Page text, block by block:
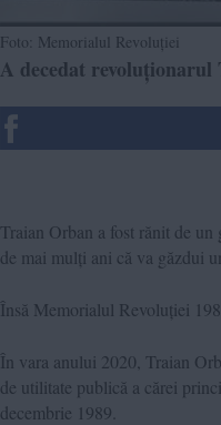
Foto: Memorialul Revoluției
A decedat
Traian Orban a fost rănit de
de mai mulți ani că va găzdui
Însă Memorialul Revoluției
În vara anului 2020, Traian
de utilitate publică a cărei
decembrie 1989.